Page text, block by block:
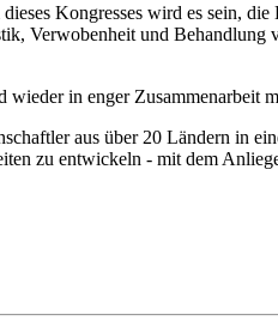
Kongresses wird es sein,
Verwobenheit und Behandlung
wieder in enger Zusammenarbeit
aus über 20 Ländern in
zu entwickeln - mit dem